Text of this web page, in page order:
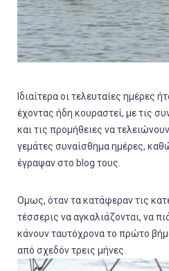
Ιδιαίτερα οι τελευταίες ημέρες
έχοντας ήδη κουραστεί, με τις
και τις προμήθειες να
γεμάτες συναίσθημα ημέρες,
έγραψαν στο blog τους.
Ομως, όταν τα κατάφεραν τις
τέσσερις να αγκαλιάζονται, να
κάνουν ταυτόχρονα το πρώτο
από σχεδόν τρεις μήνες.